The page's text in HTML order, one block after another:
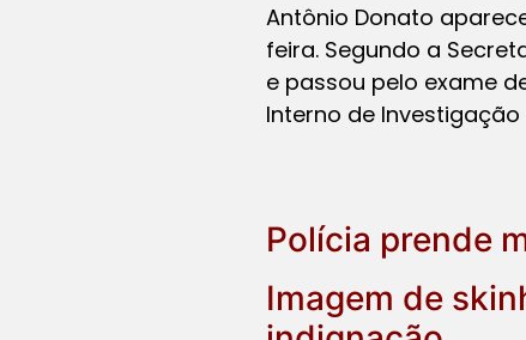
Antônio Donato
feira. Segundo a
e passou pelo exame
Interno de
Polícia prende
Imagem de